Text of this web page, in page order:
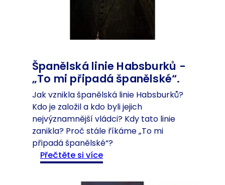
Španělská linie Habsburků -
„To mi připadá španělské“.
Jak vznikla španělská linie Habsburků?
Kdo je založil a kdo byli jejich
nejvýznamnější vládci? Kdy tato linie
zanikla? Proč stále říkáme „To mi
připadá španělské“?
Přečtěte si více:
Š
p